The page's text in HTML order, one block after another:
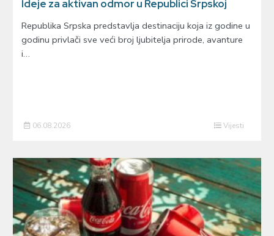
Ideje za aktivan odmor u Republici Srpskoj
Republika Srpska predstavlja destinaciju koja iz godine u
godinu privlači sve veći broj ljubitelja prirode, avanture
i…
06.08.2026 Vijesti